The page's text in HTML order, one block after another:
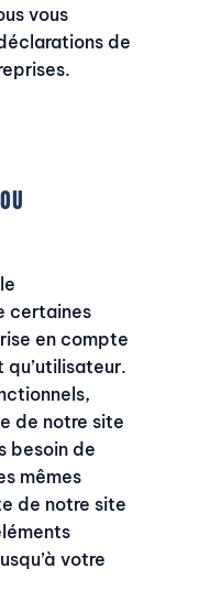
vous
de
certaines
en compte
qu’utilisateur.
de notre site
besoin de
mêmes
de notre site
votre